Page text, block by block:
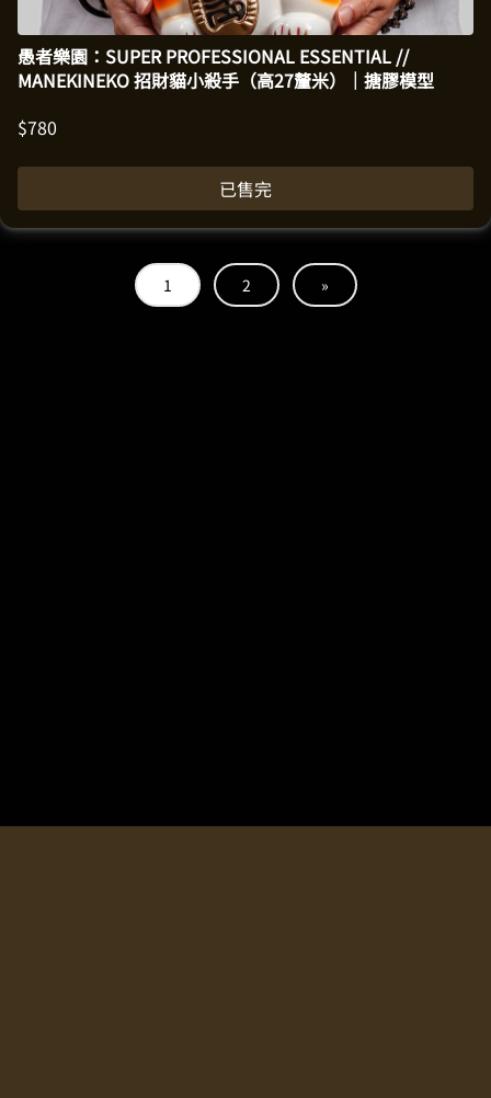
愚者樂園：SUPER PROFESSIONAL ESSENTIAL //
MANEKINEKO 招財貓小殺手（高27釐米）｜搪膠模型
$780
已售完
1 2 »